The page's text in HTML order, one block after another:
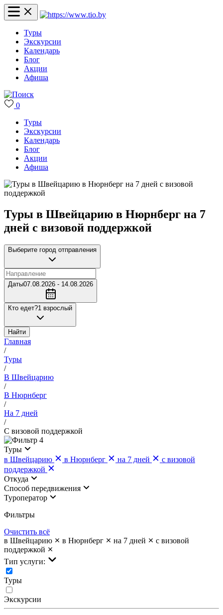
Туры
Экскурсии
Календарь
Блог
Акции
Афиша
0
Туры
Экскурсии
Календарь
Блог
Акции
Афиша
Туры в Швейцарию в Нюрнберг на 7
дней с визовой поддержкой
Выберите город отправления
Даты07.08.2026 - 14.08.2026
Кто едет?1 взрослый
Найти
Главная
/
Туры
/
В Швейцарию
/
В Нюрнберг
/
На 7 дней
/
С визовой поддержкой
4
Туры
в Швейцарию
в Нюрнберг на 7 дней
с визовой
поддержкой
Откуда
Cпособ передвижения
Туроператор
Фильтры
Очистить всё
в Швейцарию
в Нюрнберг на 7 дней
с визовой
поддержкой
Тип услуги:
Туры
Экскурсии